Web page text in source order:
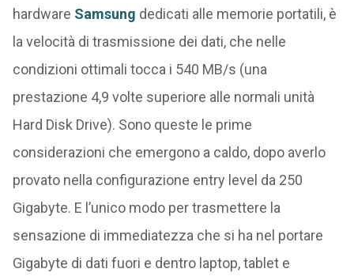
hardware Samsung dedicati alle memorie portatili, è
la velocità di trasmissione dei dati, che nelle
condizioni ottimali tocca i 540 MB/s (una
prestazione 4,9 volte superiore alle normali unità
Hard Disk Drive). Sono queste le prime
considerazioni che emergono a caldo, dopo averlo
provato nella configurazione entry level da 250
Gigabyte. E l’unico modo per trasmettere la
sensazione di immediatezza che si ha nel portare
Gigabyte di dati fuori e dentro laptop, tablet e